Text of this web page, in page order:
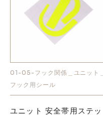
01-05-フック関係＿ユニット＿
フック用シール
ユニット 安全帯用ステッ